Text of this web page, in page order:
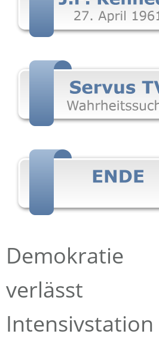
Demokratie
verlässt
Intensivstation